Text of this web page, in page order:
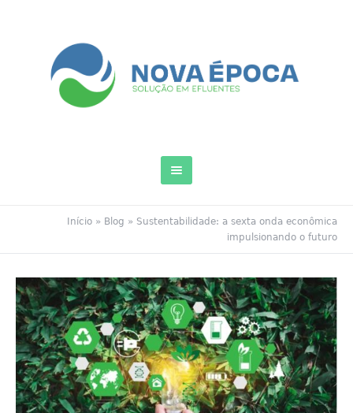
Início » Blog » Sustentabilidade: a sexta onda econômica
impulsionando o futuro